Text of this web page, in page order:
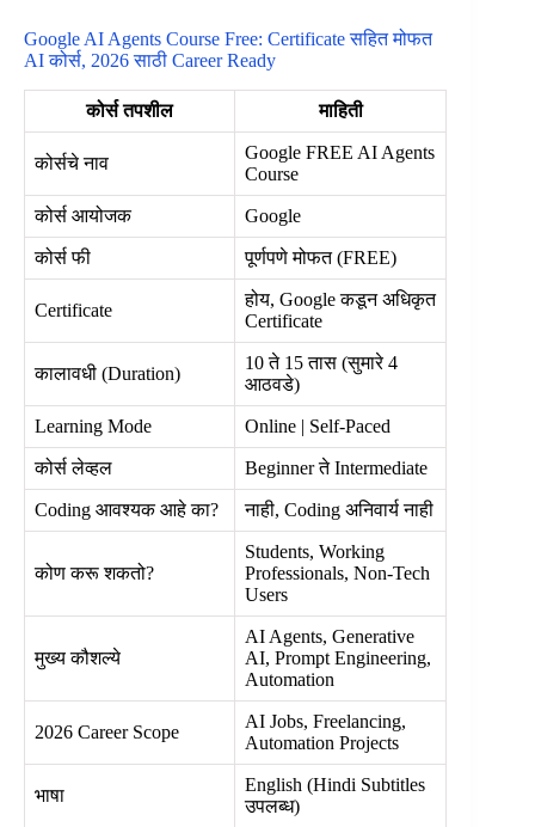
Google AI Agents Course Free: Certificate सहित मोफत
AI कोर्स, 2026 साठी Career Ready
कोर्स तपशील माहिती
कोर्सचे नाव
Google FREE AI Agents
Course
कोर्स आयोजक Google
कोर्स फी पूर्णपणे मोफत (FREE)
Certificate
होय, Google कडून अधिकृत
Certificate
कालावधी (Duration)
10 ते 15 तास (सुमारे 4
आठवडे)
Learning Mode Online | Self-Paced
कोर्स लेव्हल Beginner ते Intermediate
Coding आवश्यक आहे का? नाही, Coding अनिवार्य नाही
कोण करू शकतो?
Students, Working
Professionals, Non-Tech
Users
मुख्य कौशल्ये
AI Agents, Generative
AI, Prompt Engineering,
Automation
2026 Career Scope
AI Jobs, Freelancing,
Automation Projects
भाषा
English (Hindi Subtitles
उपलब्ध)